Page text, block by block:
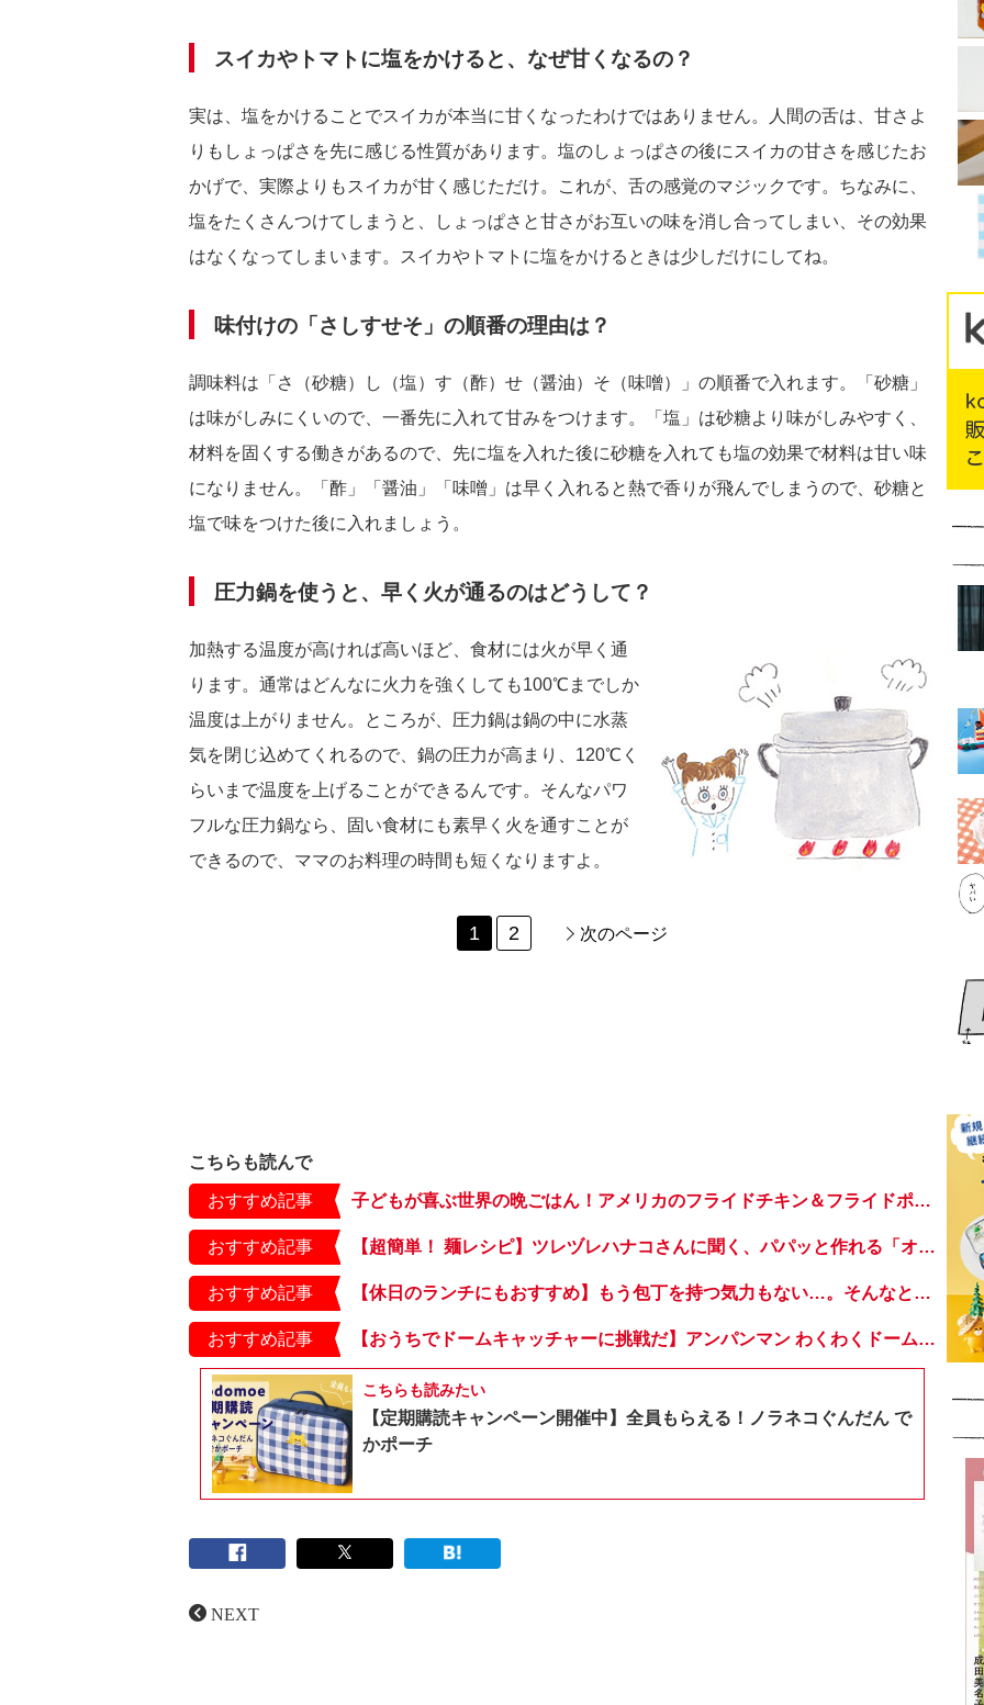
スイカやトマトに塩をかけると、なぜ甘くなるの？
実は、塩をかけることでスイカが本当に甘くなったわけではありません。人間の舌は、甘さよ
りもしょっぱさを先に感じる性質があります。塩のしょっぱさの後にスイカの甘さを感じたお
かげで、実際よりもスイカが甘く感じただけ。これが、舌の感覚のマジックです。ちなみに、
塩をたくさんつけてしまうと、しょっぱさと甘さがお互いの味を消し合ってしまい、その効果
はなくなってしまいます。スイカやトマトに塩をかけるときは少しだけにしてね。
味付けの「さしすせそ」の順番の理由は？
調味料は「さ（砂糖）し（塩）す（酢）せ（醤油）そ（味噌）」の順番で入れます。「砂糖」
は味がしみにくいので、一番先に入れて甘みをつけます。「塩」は砂糖より味がしみやすく、
材料を固くする働きがあるので、先に塩を入れた後に砂糖を入れても塩の効果で材料は甘い味
になりません。「酢」「醤油」「味噌」は早く入れると熱で香りが飛んでしまうので、砂糖と
塩で味をつけた後に入れましょう。
圧力鍋を使うと、早く火が通るのはどうして？
加熱する温度が高ければ高いほど、食材には火が早く通
ります。通常はどんなに火力を強くしても100℃までしか
温度は上がりません。ところが、圧力鍋は鍋の中に水蒸
気を閉じ込めてくれるので、鍋の圧力が高まり、120℃く
らいまで温度を上げることができるんです。そんなパワ
フルな圧力鍋なら、固い食材にも素早く火を通すことが
できるので、ママのお料理の時間も短くなりますよ。
1 2 次のページ
こちらも読んで
おすすめ記事 子どもが喜ぶ世界の晩ごはん！アメリカのフライドチキン＆フライドポテト
おすすめ記事 【超簡単！ 麺レシピ】ツレヅレハナコさんに聞く、パパッと作れる「オイルサーディンとミニトマトの冷製パスタ」
おすすめ記事 【休日のランチにもおすすめ】もう包丁を持つ気力もない…。そんなときは「とろとろ卵のせチャーハン」はいかが？
おすすめ記事 【おうちでドームキャッチャーに挑戦だ】アンパンマン わくわくドームキャッチャー
こちらも読みたい
【定期購読キャンペーン開催中】全員もらえる！ノラネコぐんだん で
かポーチ
NEXT